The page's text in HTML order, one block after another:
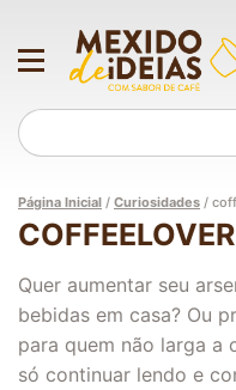
Página Inicial / Curiosidades /
COFFEELOVER
Quer aumentar seu
bebidas em casa? Ou
para quem não larga a
só continuar lendo e